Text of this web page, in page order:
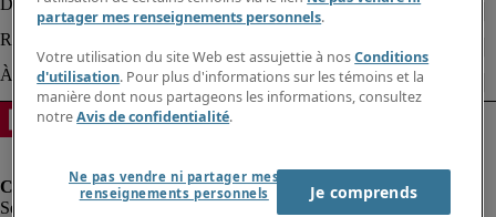
partager mes renseignements personnels.
Votre utilisation du site Web est assujettie à nosConditions
d'utilisation. Pour plus d'informations sur les témoins et la
manière dont nous partageons les informations, consultez
notreAvis de confidentialité.
Ne pas vendre ni partager mes
renseignements personnels
Je comprends